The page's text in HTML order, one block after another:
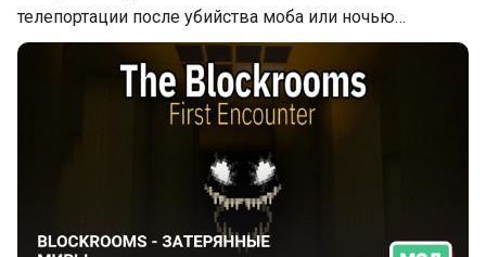
телепортации после убийства моба или ночью…